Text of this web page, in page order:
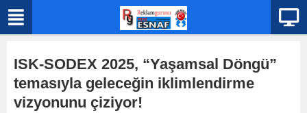
ISK-SODEX 2025, “Yaşamsal Döngü”
temasıyla geleceğin iklimlendirme
vizyonunu çiziyor!